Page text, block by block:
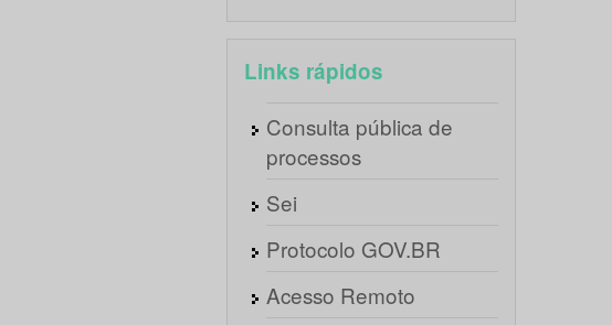
Links rápidos
Consulta pública de
processos
Sei
Protocolo GOV.BR
Acesso Remoto